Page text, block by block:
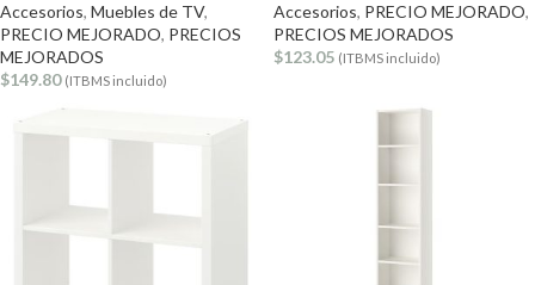
Accesorios, Muebles de TV,
PRECIO MEJORADO, PRECIOS
MEJORADOS
$149.80 (ITBMS incluido)
Accesorios, PRECIO MEJORADO,
PRECIOS MEJORADOS
$123.05 (ITBMS incluido)